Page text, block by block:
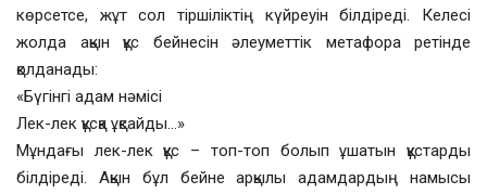
көрсетсе, жұт сол тіршіліктің күйреуін білдіреді. Келесі
жолда ақын құс бейнесін әлеуметтік метафора ретінде
қолданады:
«Бүгінгі адам нәмісі
Лек-лек құсқа ұқсайды…»
Мұндағы лек-лек құс – топ-топ болып ұшатын құстарды
білдіреді. Ақын бұл бейне арқылы адамдардың намысы